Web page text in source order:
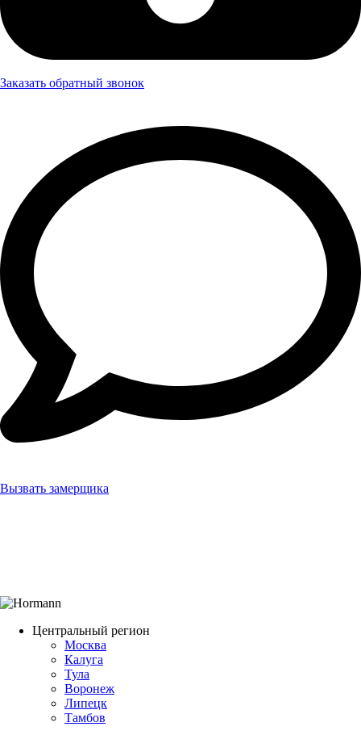
Заказать обратный звонок
Вызвать замерщика
Центральный регион
Москва
Калуга
Тула
Воронеж
Липецк
Тамбов